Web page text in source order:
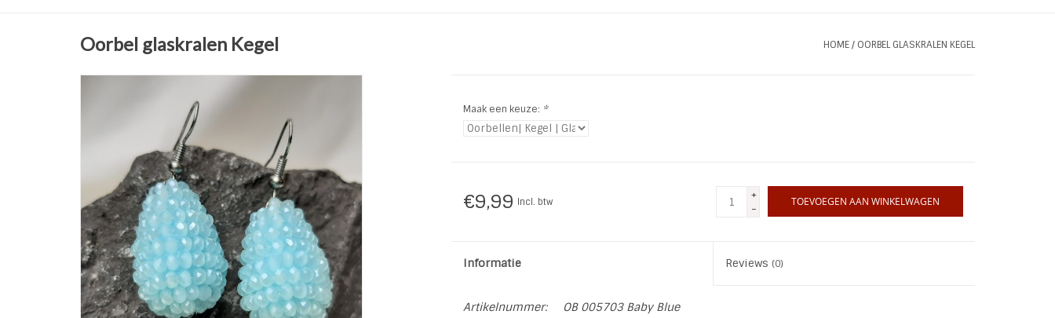
Oorbel glaskralen Kegel HOME/ OORBEL GLASKRALEN KEGEL
Maak een keuze: *
€9,99 Incl. btw
+
-
TOEVOEGEN AAN WINKELWAGEN
Informatie Reviews (0)
Artikelnummer:
OB 005703 Baby Blue